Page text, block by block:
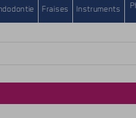
Fraises Instruments